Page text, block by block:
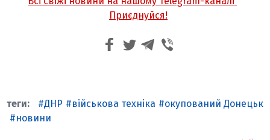
Приєднуйся!
ДНР військова техніка
окупований Донецьк
новини